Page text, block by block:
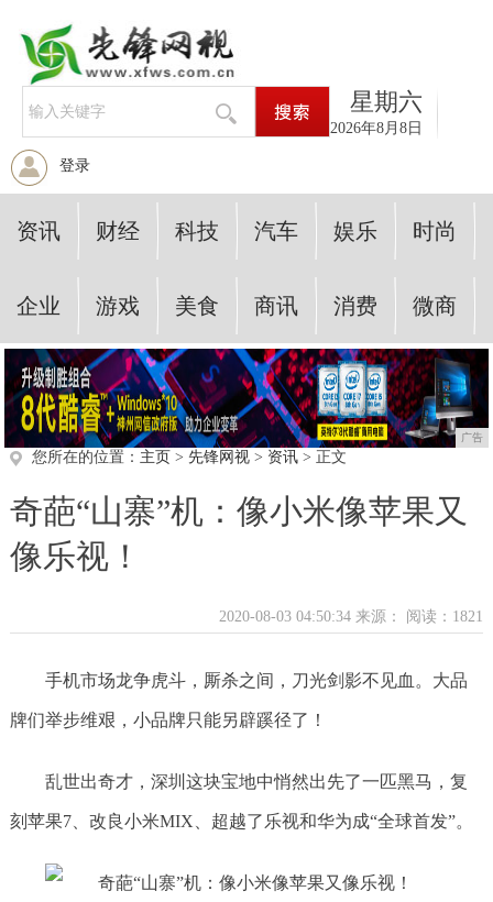
星期六
2026年8月8日
登录
资讯 财经 科技 汽车 娱乐 时尚
企业 游戏 美食 商讯 消费 微商
广告
您所在的位置： 主页 > 先锋网视> 资讯> 正文
奇葩“山寨”机：像小米像苹果又
像乐视！
2020-08-03 04:50:34 来源： 阅读：1821
手机市场龙争虎斗，厮杀之间，刀光剑影不见血。大品
牌们举步维艰，小品牌只能另辟蹊径了！
乱世出奇才，深圳这块宝地中悄然出先了一匹黑马，复
刻苹果7、改良小米MIX、超越了乐视和华为成“全球首发”。